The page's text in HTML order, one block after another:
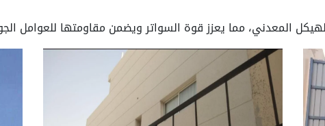
المعدني، مما يعزز قوة السواتر ويضمن مقاومتها للعوامل